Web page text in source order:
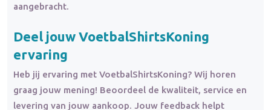
aangebracht.
Deel jouw VoetbalShirtsKoning
ervaring
Heb jij ervaring met VoetbalShirtsKoning? Wij horen
graag jouw mening! Beoordeel de kwaliteit, service en
levering van jouw aankoop. Jouw feedback helpt